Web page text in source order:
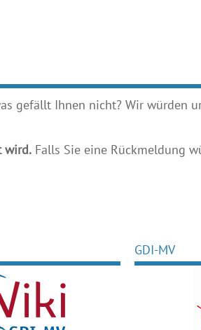
gefällt Ihnen nicht? Wir würden
wird.Falls Sie eine Rückmeldung
GDI-MV